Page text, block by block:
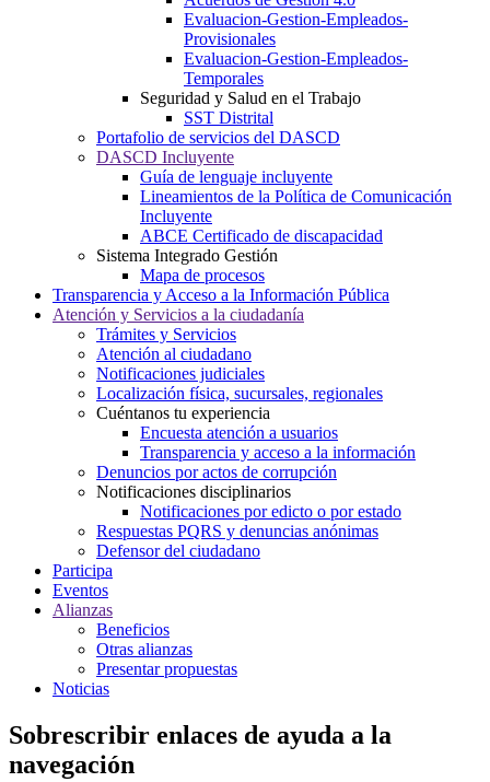
Evaluacion-Gestion-Empleados-
Provisionales
Evaluacion-Gestion-Empleados-
Temporales
Seguridad y Salud en el Trabajo
SST Distrital
Portafolio de servicios del DASCD
DASCD Incluyente
Guía de lenguaje incluyente
Lineamientos de la Política de Comunicación
Incluyente
ABCE Certificado de discapacidad
Sistema Integrado Gestión
Mapa de procesos
Transparencia y Acceso a la Información Pública
Atención y Servicios a la ciudadanía
Trámites y Servicios
Atención al ciudadano
Notificaciones judiciales
Localización física, sucursales, regionales
Cuéntanos tu experiencia
Encuesta atención a usuarios
Transparencia y acceso a la información
Denuncios por actos de corrupción
Notificaciones disciplinarios
Notificaciones por edicto o por estado
Respuestas PQRS y denuncias anónimas
Defensor del ciudadano
Participa
Eventos
Alianzas
Beneficios
Otras alianzas
Presentar propuestas
Noticias
Sobrescribir enlaces de ayuda a la
navegación